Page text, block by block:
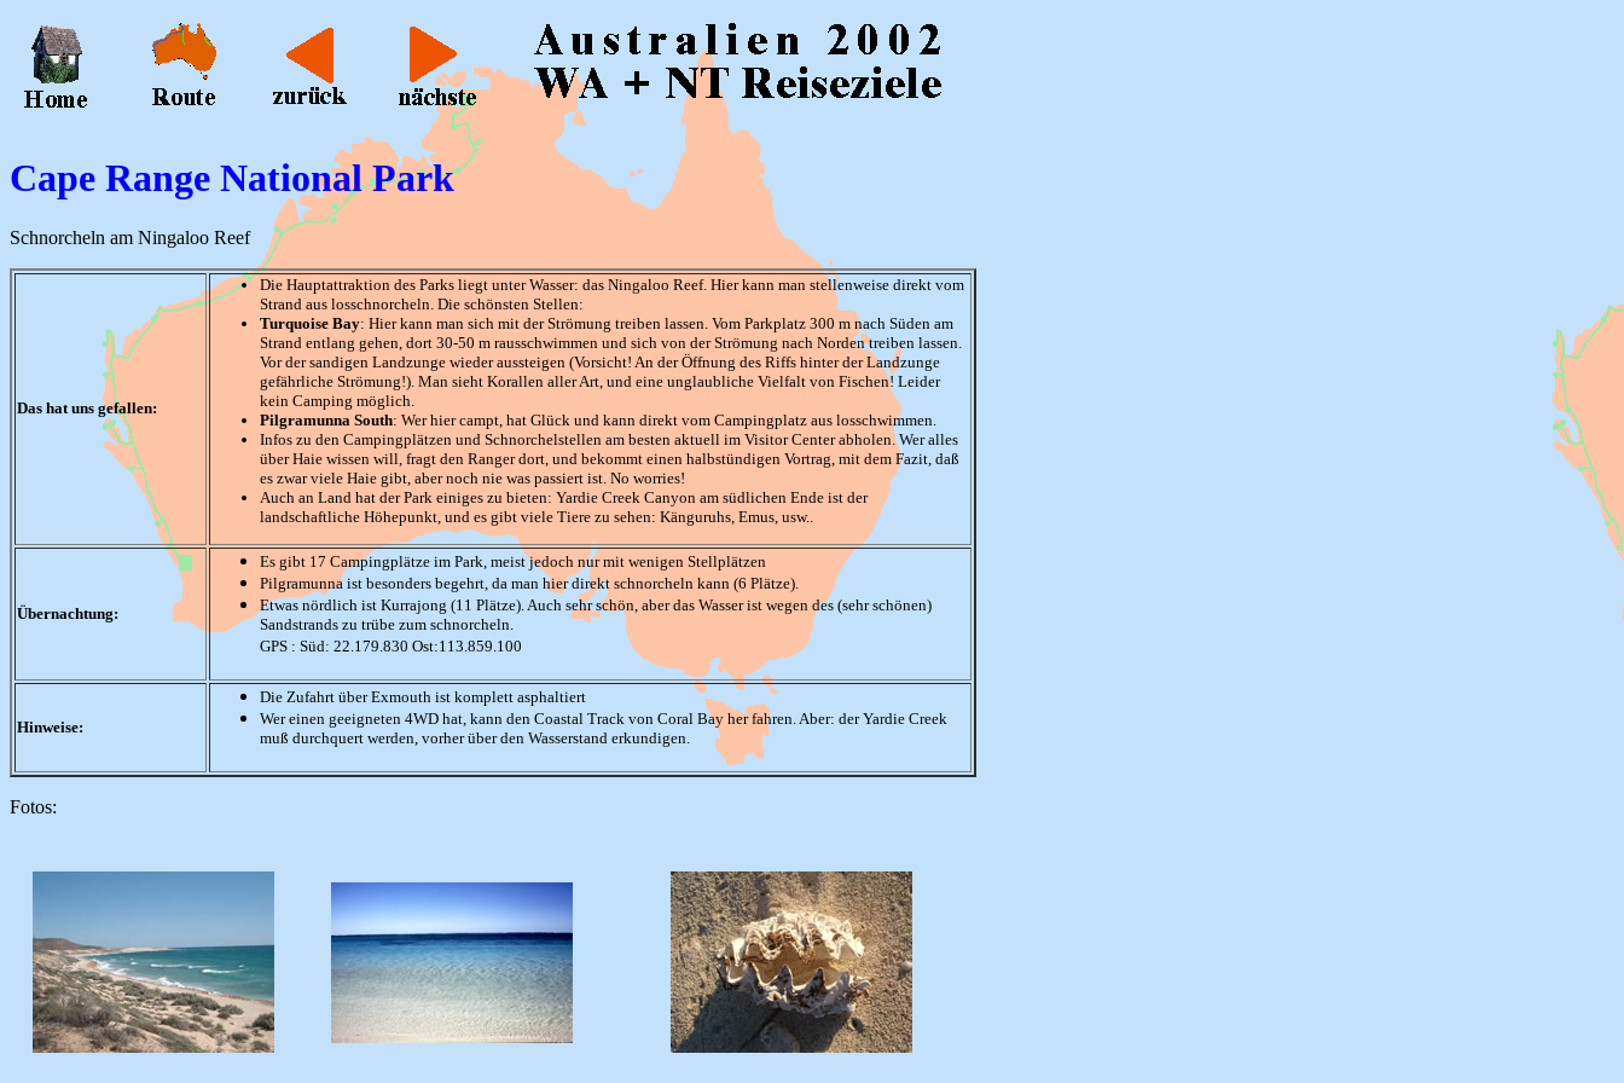
Cape Range National Park
Schnorcheln am Ningaloo Reef
Das hat uns gefallen:
Die Hauptattraktion des Parks liegt unter Wasser: das Ningaloo Reef. Hier kann man stellenweise direkt vom
Strand aus losschnorcheln. Die schönsten Stellen:
Turquoise Bay: Hier kann man sich mit der Strömung treiben lassen. Vom Parkplatz 300 m nach Süden am
Strand entlang gehen, dort 30-50 m rausschwimmen und sich von der Strömung nach Norden treiben lassen.
Vor der sandigen Landzunge wieder aussteigen (Vorsicht! An der Öffnung des Riffs hinter der Landzunge
gefährliche Strömung!). Man sieht Korallen aller Art, und eine unglaubliche Vielfalt von Fischen! Leider
kein Camping möglich.
Pilgramunna South: Wer hier campt, hat Glück und kann direkt vom Campingplatz aus losschwimmen.
Infos zu den Campingplätzen und Schnorchelstellen am besten aktuell im Visitor Center abholen. Wer alles
über Haie wissen will, fragt den Ranger dort, und bekommt einen halbstündigen Vortrag, mit dem Fazit, daß
es zwar viele Haie gibt, aber noch nie was passiert ist. No worries!
Auch an Land hat der Park einiges zu bieten: Yardie Creek Canyon am südlichen Ende ist der
landschaftliche Höhepunkt, und es gibt viele Tiere zu sehen: Känguruhs, Emus, usw..
Übernachtung:
Es gibt 17 Campingplätze im Park, meist jedoch nur mit wenigen Stellplätzen
Pilgramunna ist besonders begehrt, da man hier direkt schnorcheln kann (6 Plätze).
Etwas nördlich ist Kurrajong (11 Plätze). Auch sehr schön, aber das Wasser ist wegen des (sehr schönen)
Sandstrands zu trübe zum schnorcheln.
GPS : Süd: 22.179.830 Ost:113.859.100
Hinweise:
Die Zufahrt über Exmouth ist komplett asphaltiert
Wer einen geeigneten 4WD hat, kann den Coastal Track von Coral Bay her fahren. Aber: der Yardie Creek
muß durchquert werden, vorher über den Wasserstand erkundigen.
Fotos: